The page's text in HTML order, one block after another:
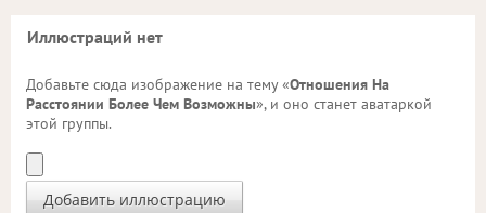
Иллюстраций нет
Добавьте сюда изображение на тему «Отношения На
Расстоянии Более Чем Возможны», и оно станет аватаркой
этой группы.